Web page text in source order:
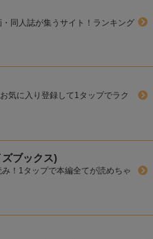
同人誌が集うサイト！ランキング
気に入り登録して1タップでラク
ブックス)
！1タップで本編全てが読めちゃ